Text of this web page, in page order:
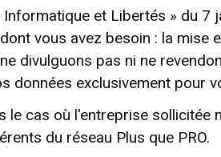
et Libertés » du 7
vous avez besoin : la mise
divulguons pas ni ne
données exclusivement pour
le cas où l'entreprise
du réseau Plus que PRO.